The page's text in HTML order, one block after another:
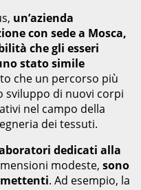
un’azienda
con sede a Mosca,
che gli esseri
stato simile
che un percorso più
sviluppo di nuovi corpi
nel campo della
dei tessuti.
dedicati alla
modeste, sono
. Ad esempio, la